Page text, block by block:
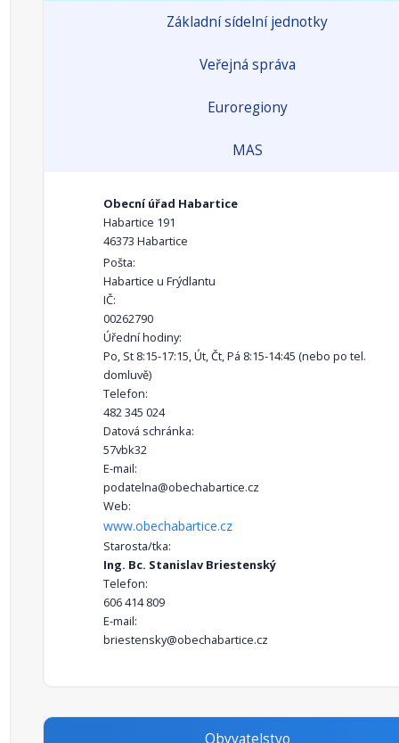
Základní sídelní jednotky
Veřejná správa
Euroregiony
MAS
Obecní úřad Habartice
Habartice 191
46373 Habartice
Pošta:
Habartice u Frýdlantu
IČ:
00262790
Úřední hodiny:
Po, St 8:15-17:15, Út, Čt, Pá 8:15-14:45 (nebo po tel.
domluvě)
Telefon:
482 345 024
Datová schránka:
57vbk32
E-mail:
podatelna@obechabartice.cz
Web:
www.obechabartice.cz
Starosta/tka:
Ing. Bc. Stanislav Briestenský
Telefon:
606 414 809
E-mail:
briestensky@obechabartice.cz
Obyvatelstvo